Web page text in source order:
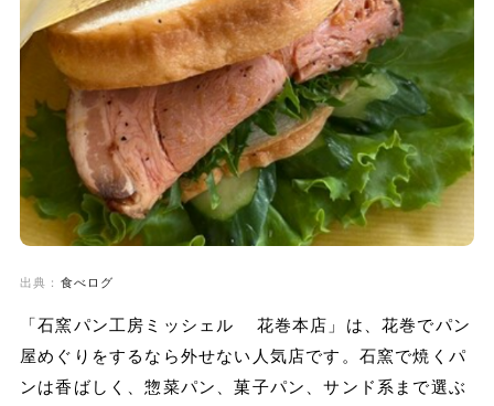
出典： 食べログ
「石窯パン工房ミッシェル 花巻本店」は、花巻でパン
屋めぐりをするなら外せない人気店です。石窯で焼くパ
ンは香ばしく、惣菜パン、菓子パン、サンド系まで選ぶ